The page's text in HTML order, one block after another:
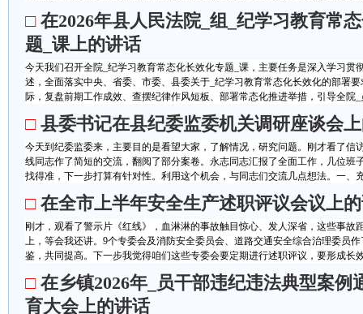
□ 在2026年县人民法院_组_纪学习教育常
题_课上的讲话
今天我们召开全院_纪学习教育常态化长效化专题_课，主要任务是深入学习贯
述，全面落实中央、省委、市委、县委关于_纪学习教育常态化长效化的部署
际，复盘前期工作成效、查摆纪律作风短板、部署常态化推进举措，引导全院
□ 县委书记在县纪委监委机关调研座谈会
今天到纪委监委来，主要目的是看望大家，了解情况，研究问题。刚才看了信
线同志作了简短的交流，翻阅了部分案卷。永志同志汇报了全面工作，几位班
找得准，下一步打算有针对性。利用这个机会，与同志们交流几点想法。一、
□ 在全市上半年安全生产述职评议会议上
刚才，观看了警示片《红线》，血淋淋的事故触目惊心、发人深省，这些事故
上，等会我还讲。9个专委会及消防安全委员会、道路交通安全综合治理委员
鉴，共同提高。下一步我觉得咱们这些专委会要定期进行述职评议，要形成长
□ 在乡镇2026年_员干部违纪违法典型案例
育大会上的讲话